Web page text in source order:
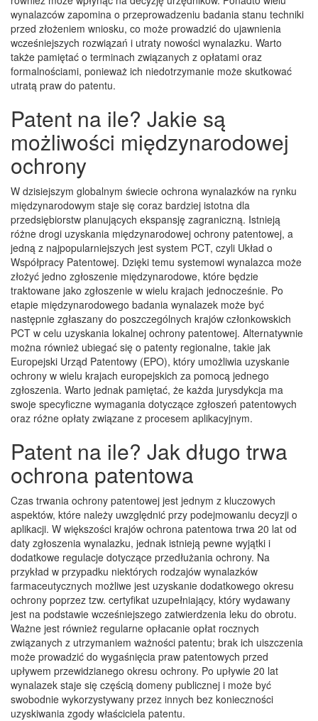
wynalazców zapomina o przeprowadzeniu badania stanu techniki
przed złożeniem wniosku, co może prowadzić do ujawnienia
wcześniejszych rozwiązań i utraty nowości wynalazku. Warto
także pamiętać o terminach związanych z opłatami oraz
formalnościami, ponieważ ich niedotrzymanie może skutkować
utratą praw do patentu.
Patent na ile? Jakie są
możliwości międzynarodowej
ochrony
W dzisiejszym globalnym świecie ochrona wynalazków na rynku
międzynarodowym staje się coraz bardziej istotna dla
przedsiębiorstw planujących ekspansję zagraniczną. Istnieją
różne drogi uzyskania międzynarodowej ochrony patentowej, a
jedną z najpopularniejszych jest system PCT, czyli Układ o
Współpracy Patentowej. Dzięki temu systemowi wynalazca może
złożyć jedno zgłoszenie międzynarodowe, które będzie
traktowane jako zgłoszenie w wielu krajach jednocześnie. Po
etapie międzynarodowego badania wynalazek może być
następnie zgłaszany do poszczególnych krajów członkowskich
PCT w celu uzyskania lokalnej ochrony patentowej. Alternatywnie
można również ubiegać się o patenty regionalne, takie jak
Europejski Urząd Patentowy (EPO), który umożliwia uzyskanie
ochrony w wielu krajach europejskich za pomocą jednego
zgłoszenia. Warto jednak pamiętać, że każda jurysdykcja ma
swoje specyficzne wymagania dotyczące zgłoszeń patentowych
oraz różne opłaty związane z procesem aplikacyjnym.
Patent na ile? Jak długo trwa
ochrona patentowa
Czas trwania ochrony patentowej jest jednym z kluczowych
aspektów, które należy uwzględnić przy podejmowaniu decyzji o
aplikacji. W większości krajów ochrona patentowa trwa 20 lat od
daty zgłoszenia wynalazku, jednak istnieją pewne wyjątki i
dodatkowe regulacje dotyczące przedłużania ochrony. Na
przykład w przypadku niektórych rodzajów wynalazków
farmaceutycznych możliwe jest uzyskanie dodatkowego okresu
ochrony poprzez tzw. certyfikat uzupełniający, który wydawany
jest na podstawie wcześniejszego zatwierdzenia leku do obrotu.
Ważne jest również regularne opłacanie opłat rocznych
związanych z utrzymaniem ważności patentu; brak ich uiszczenia
może prowadzić do wygaśnięcia praw patentowych przed
upływem przewidzianego okresu ochrony. Po upływie 20 lat
wynalazek staje się częścią domeny publicznej i może być
swobodnie wykorzystywany przez innych bez konieczności
uzyskiwania zgody właściciela patentu.